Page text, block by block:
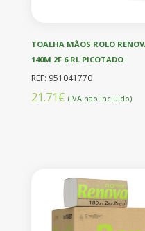
TOALHA MÃOS ROLO
140M 2F 6 RL PICOTADO
REF: 951041770
21.71€ (IVA não incluído)